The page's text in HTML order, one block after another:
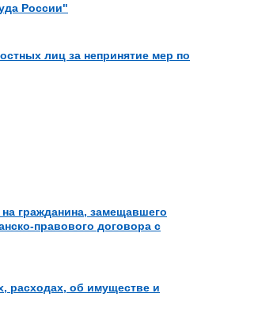
России"
лиц за непринятие мер по
гражданина, замещавшего
правового договора с
расходах, об имуществе и